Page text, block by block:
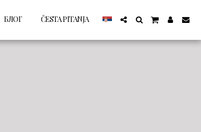
БЛОГ ČESTA PITANJA